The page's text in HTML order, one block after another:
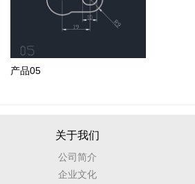
产品05
关于我们
公司简介
企业文化